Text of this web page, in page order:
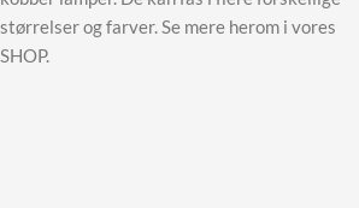
størrelser og farver. Se mere herom i vores
SHOP.